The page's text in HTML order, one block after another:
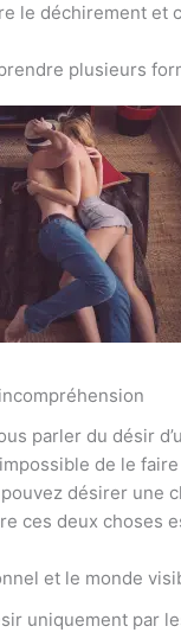
le déchirement et
plusieurs
parler du désir
de le
désirer une
ces deux choses
et le monde
uniquement par